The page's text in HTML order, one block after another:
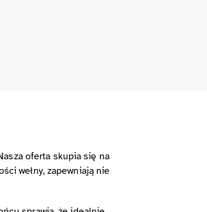
oferta skupia się na
wełny, zapewniają nie